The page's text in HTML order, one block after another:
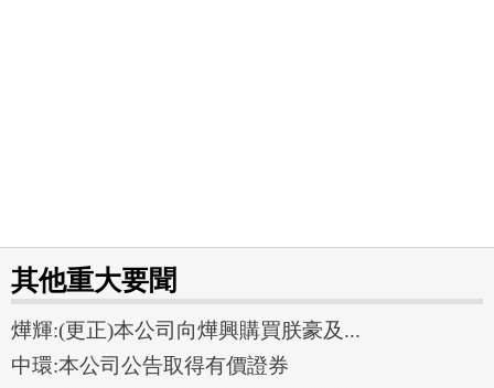
其他重大要聞
燁輝:(更正)本公司向燁興購買朕豪及...
中環:本公司公告取得有價證券